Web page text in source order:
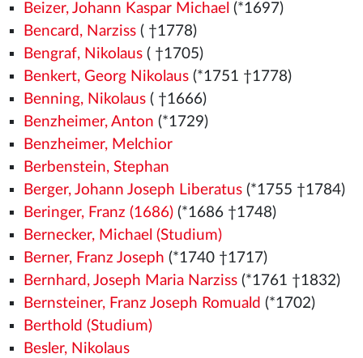
Beizer, Johann Kaspar Michael (*1697)
Bencard, Narziss( †1778)
Bengraf, Nikolaus( †1705)
Benkert, Georg Nikolaus(*1751 †1778)
Benning, Nikolaus( †1666)
Benzheimer, Anton (*1729)
Benzheimer, Melchior
Berbenstein, Stephan
Berger, Johann Joseph Liberatus(*1755 †1784)
Beringer, Franz (1686)(*1686 †1748)
Bernecker, Michael (Studium)
Berner, Franz Joseph (*1740 †1717)
Bernhard, Joseph Maria Narziss(*1761 †1832)
Bernsteiner, Franz Joseph Romuald (*1702)
Berthold (Studium)
Besler, Nikolaus